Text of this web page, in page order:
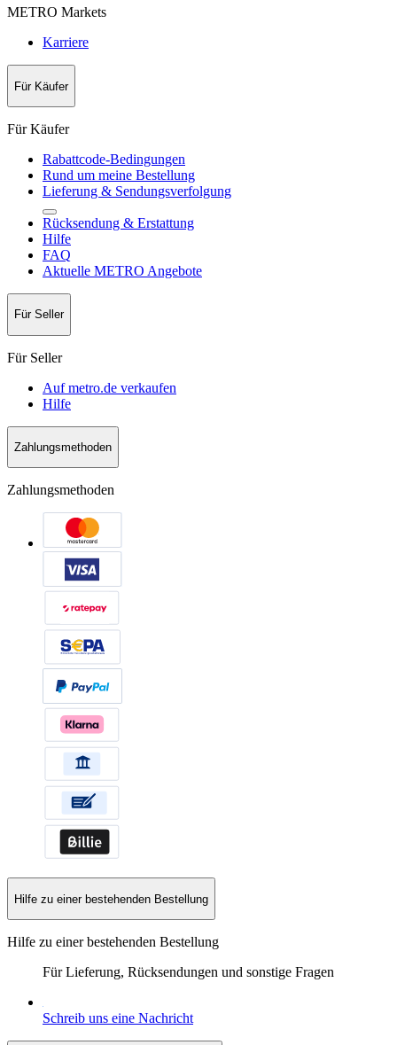
METRO Markets
Karriere
Für Käufer
Für Käufer
Rabattcode-Bedingungen
Rund um meine Bestellung
Lieferung & Sendungsverfolgung
Rücksendung & Erstattung
Hilfe
FAQ
Aktuelle METRO Angebote
Für Seller
Für Seller
Auf metro.de verkaufen
Hilfe
Zahlungsmethoden
Zahlungsmethoden
Hilfe zu einer bestehenden Bestellung
Hilfe zu einer bestehenden Bestellung
Für Lieferung, Rücksendungen und sonstige Fragen
Schreib uns eine Nachricht